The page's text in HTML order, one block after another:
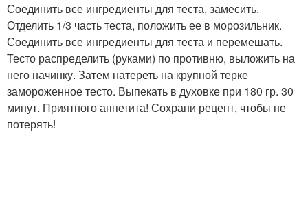
Соединить все ингредиенты для теста, замесить.
Отделить 1/3 часть теста, положить ее в морозильник.
Соединить все ингредиенты для теста и перемешать.
Тесто распределить (руками) по противню, выложить на
него начинку. Затем натереть на крупной терке
замороженное тесто. Выпекать в духовке при 180 гр. 30
минут. Приятного аппетита! Сохрани рецепт, чтобы не
потерять!